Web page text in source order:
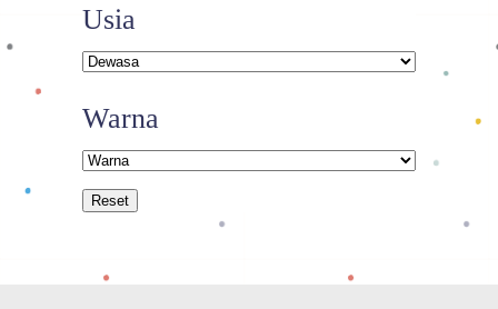
Usia
Warna
Reset